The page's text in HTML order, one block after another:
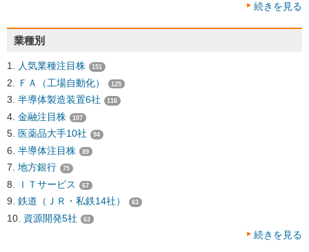
続きを見る
業種別
人気業種注目株 151
ＦＡ（工場自動化） 125
半導体製造装置6社 116
金融注目株 107
医薬品大手10社 94
半導体注目株 89
地方銀行 75
ＩＴサービス 67
鉄道（ＪＲ・私鉄14社） 63
資源開発5社 63
続きを見る